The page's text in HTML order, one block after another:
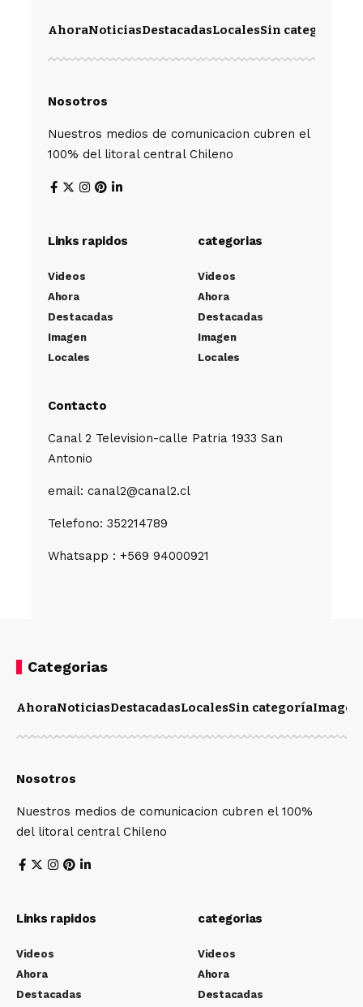
AhoraNoticiasDestacadasLocalesSin categoría
Nosotros
Nuestros medios de comunicacion cubren el
100% del litoral central Chileno
Links rapidos
Videos
Ahora
Destacadas
Imagen
Locales
categorias
Videos
Ahora
Destacadas
Imagen
Locales
Contacto
Canal 2 Television-calle Patria 1933 San
Antonio
email: canal2@canal2.cl
Telefono: 352214789
Whatsapp : +569 94000921
Categorias
AhoraNoticiasDestacadasLocalesSin categoríaImagen
Nosotros
Nuestros medios de comunicacion cubren el 100%
del litoral central Chileno
Links rapidos
Videos
Ahora
Destacadas
categorias
Videos
Ahora
Destacadas